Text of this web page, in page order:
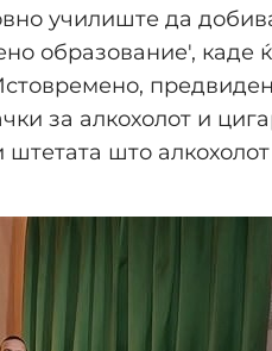
училиште да
образование', каде
за алкохолот и
што